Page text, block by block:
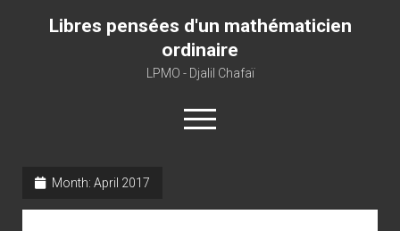
Libres pensées d'un mathématicien
ordinaire
LPMO - Djalil Chafaï
open
menu
Month: April 2017